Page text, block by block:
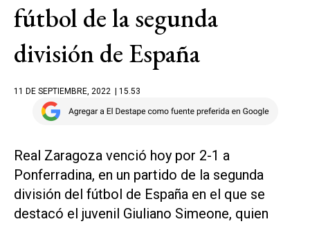
fútbol de la segunda
división de España
11 DE SEPTIEMBRE, 2022 | 15.53
Real Zaragoza venció hoy por 2-1 a
Ponferradina, en un partido de la segunda
división del fútbol de España en el que se
destacó el juvenil Giuliano Simeone, quien